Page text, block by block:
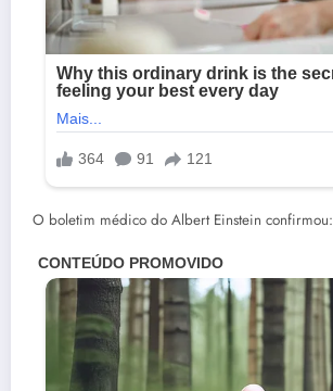
O boletim médico do Albert Einstein confirmou: